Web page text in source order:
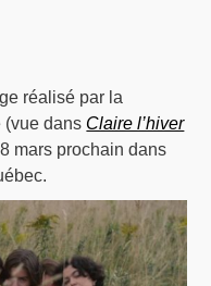
réalisé par la
(vue dans Claire l’hiver
mars prochain dans